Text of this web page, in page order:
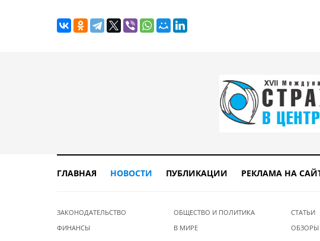
ГЛАВНАЯ НОВОСТИ ПУБЛИКАЦИИ РЕКЛАМА НА
ЗАКОНОДАТЕЛЬСТВО
ФИНАНСЫ
ОБЩЕСТВО И ПОЛИТИКА
В МИРЕ
СТАТЬИ
ОБЗОРЫ